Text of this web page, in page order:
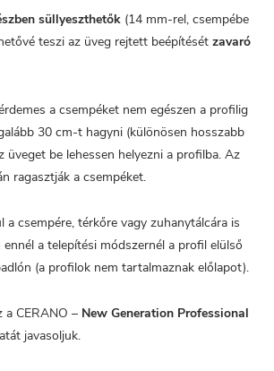
süllyeszthetők (14 mm-rel, csempébe
teszi az üveg rejtett beépítését zavaró
a csempéket nem egészen a profilig
30 cm-t hagyni (különösen hosszabb
üveget be lehessen helyezni a profilba. Az
ragasztják a csempéket.
csempére, térkőre vagy zuhanytálcára is
a telepítési módszernél a profil elülső
(a profilok nem tartalmaznak előlapot).
a CERANO – New Generation Professional
javasoljuk.